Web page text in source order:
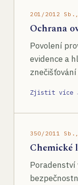
201/2012
Ochrana
Povolení
evidence a
Zjistit více
350/2011
Chemické
Poradenství